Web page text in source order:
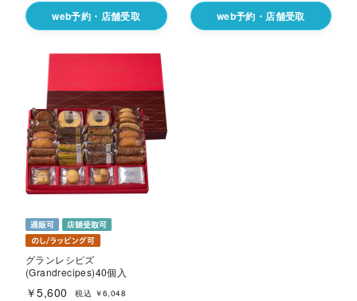
web予約・店舗受取 web予約・店舗受取
グランレシピズ
(Grandrecipes)40個入
￥5,600 税込 ￥6,048